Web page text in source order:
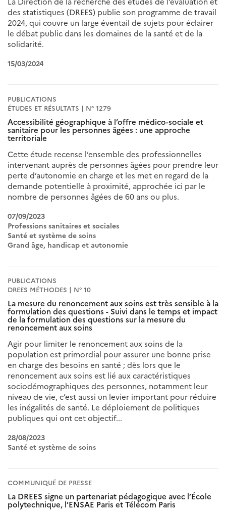
des statistiques (DREES) publie son programme de travail
2024, qui couvre un large éventail de sujets pour éclairer
le débat public dans les domaines de la santé et de la
solidarité.
15/03/2024
PUBLICATIONS
ÉTUDES ET RÉSULTATS | N° 1279
Accessibilité géographique à l’offre médico-sociale et
sanitaire pour les personnes âgées : une approche
territoriale
Cette étude recense l’ensemble des professionnelles
intervenant auprès de personnes âgées pour prendre leur
perte d’autonomie en charge et les met en regard de la
demande potentielle à proximité, approchée ici par le
nombre de personnes âgées de 60 ans ou plus.
07/09/2023
Professions sanitaires et sociales
Santé et système de soins
Grand âge, handicap et autonomie
PUBLICATIONS
DREES MÉTHODES | N° 10
La mesure du renoncement aux soins est très sensible à la
formulation des questions - Suivi dans le temps et impact
de la formulation des questions sur la mesure du
renoncement aux soins
Agir pour limiter le renoncement aux soins de la
population est primordial pour assurer une bonne prise
en charge des besoins en santé ; dès lors que le
renoncement aux soins est lié aux caractéristiques
sociodémographiques des personnes, notamment leur
niveau de vie, c’est aussi un levier important pour réduire
les inégalités de santé. Le déploiement de politiques
publiques qui ont cet objectif...
28/08/2023
Santé et système de soins
COMMUNIQUÉ DE PRESSE
La DREES signe un partenariat pédagogique avec l’École
polytechnique, l’ENSAE Paris et Télécom Paris